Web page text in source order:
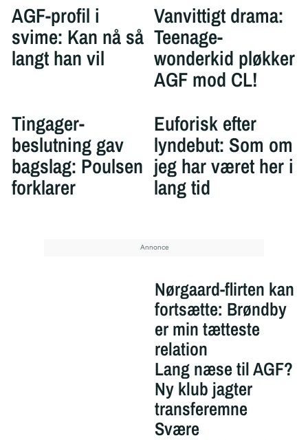
AGF-profil i
svime: Kan nå så
langt han vil
Vanvittigt drama:
Teenage-
wonderkid pløkker
AGF mod CL!
Tingager-
beslutning gav
bagslag: Poulsen
forklarer
Euforisk efter
lyndebut: Som om
jeg har været her i
lang tid
Nørgaard-flirten kan
fortsætte: Brøndby
er min tætteste
relation
Lang næse til AGF?
Ny klub jagter
transferemne
Svære